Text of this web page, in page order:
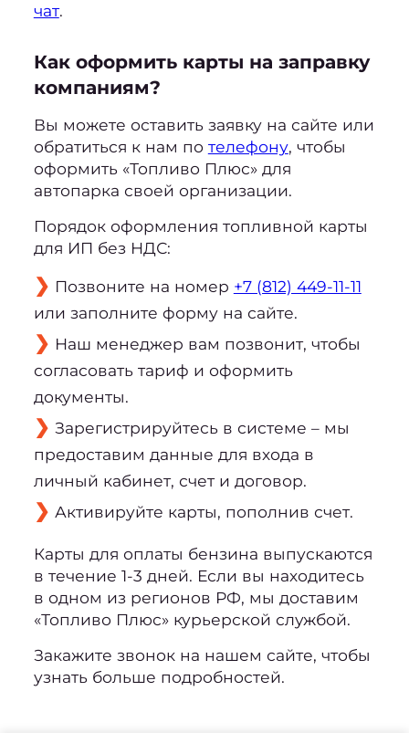
чат.
Как оформить карты на заправку
компаниям?
Вы можете оставить заявку на сайте или
обратиться к нам по телефону, чтобы
оформить «Топливо Плюс» для
автопарка своей организации.
Порядок оформления топливной карты
для ИП без НДС:
Позвоните на номер +7 (812) 449-11-11
или заполните форму на сайте.
Наш менеджер вам позвонит, чтобы
согласовать тариф и оформить
документы.
Зарегистрируйтесь в системе – мы
предоставим данные для входа в
личный кабинет, счет и договор.
Активируйте карты, пополнив счет.
Карты для оплаты бензина выпускаются
в течение 1-3 дней. Если вы находитесь
в одном из регионов РФ, мы доставим
«Топливо Плюс» курьерской службой.
Закажите звонок на нашем сайте, чтобы
узнать больше подробностей.